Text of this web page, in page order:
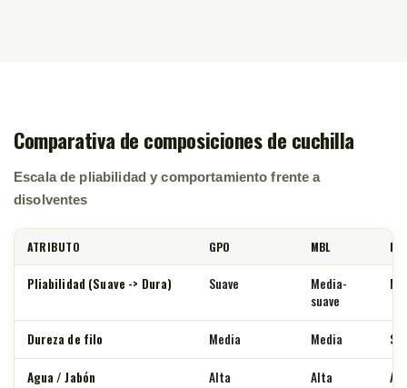
Comparativa de composiciones de cuchilla
Escala de pliabilidad y comportamiento frente a
disolventes
ATRIBUTO GPO MBL BIN
Pliabilidad (Suave -> Dura) Suave
Media-
suave
Dureza de filo Media Media
Agua / Jabón Alta Alta